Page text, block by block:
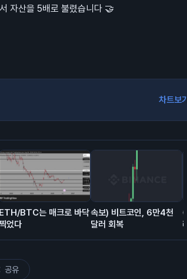
자산을 5배로 불렸습니다 🤝
차트보기
ETH/BTC는 매크로 바닥
었다
속보) 비트코인, 6만4천
달러 회복
공유